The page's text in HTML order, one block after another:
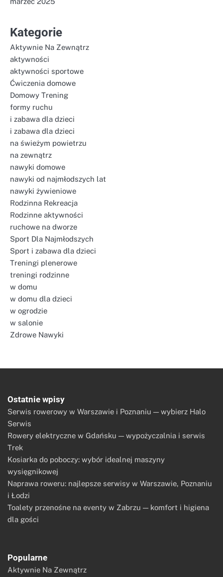
Kategorie
Aktywnie Na Zewnątrz
aktywności
aktywności sportowe
Ćwiczenia domowe
Domowy Trening
formy ruchu
i zabawa dla dzieci
i zabawa dla dzieci
na świeżym powietrzu
na zewnątrz
nawyki domowe
nawyki od najmłodszych lat
nawyki żywieniowe
Rodzinna Rekreacja
Rodzinne aktywności
ruchowe na dworze
Sport Dla Najmłodszych
Sport i zabawa dla dzieci
Treningi plenerowe
treningi rodzinne
w domu
w domu dla dzieci
w ogrodzie
w salonie
Zdrowe Nawyki
Ostatnie wpisy
Serwis rowerowy w Warszawie i Poznaniu — wybierz Halo
Serwis
Rowery elektryczne w Gdańsku — wypożyczalnia i serwis
Trek
Kosiarka do poboczy: wybór idealnej maszyny
wysięgnikowej
Naprawa roweru: najlepsze serwisy w Warszawie, Poznaniu
i Łodzi
Toalety przenośne na eventy w Zabrzu — komfort i higiena
dla gości
Popularne
Aktywnie Na Zewnątrz